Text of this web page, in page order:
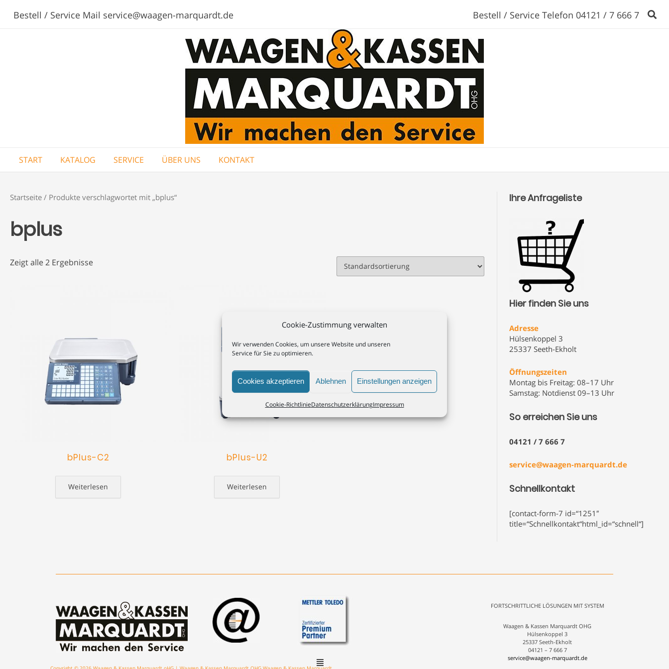
Cookie-Zustimmung verwalten
Wir verwenden Cookies, um unsere Website und unseren
Service für Sie zu optimieren.
Cookies akzeptieren Ablehnen Einstellungen anzeigen
Cookie-RichtlinieDatenschutzerklärungImpressum
Bestell / Service Mail service@waagen-marquardt.de Bestell / Service Telefon 04121 / 7 666 7
START KATALOG SERVICE ÜBER UNS KONTAKT
Startseite / Produkte verschlagwortet mit „bplus“
bplus
Zeigt alle 2 Ergebnisse
bPlus-C2
Weiterlesen
bPlus-U2
Weiterlesen
Ihre Anfrageliste
Hier finden Sie uns
Adresse
Hülsenkoppel 3
25337 Seeth-Ekholt
Öffnungszeiten
Montag bis Freitag: 08–17 Uhr
Samstag: Notdienst 09–13 Uhr
So erreichen Sie uns
04121 / 7 666 7
service@waagen-marquardt.de
Schnellkontakt
[contact-form-7 id=“1251″
title=“Schnellkontakt“html_id=“schnell“]
FORTSCHRITTLICHE LÖSUNGEN MIT SYSTEM
Waagen & Kassen Marquardt OHG
Hülsenkoppel 3
25337 Seeth-Ekholt
04121 – 7 666 7
service@waagen-marquardt.de